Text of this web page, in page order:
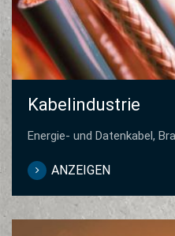
Kabelindustrie
Energie- und Datenkabel,
ANZEIGEN